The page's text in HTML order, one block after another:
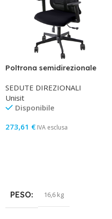
Poltrona semidirezionale
braccioli regolabili e
poggiatesta – nero/nero –
Unisit
SEDUTE DIREZIONALI
Unisit
Disponibile
273,61 € IVA esclusa
PESO 16,6 kg